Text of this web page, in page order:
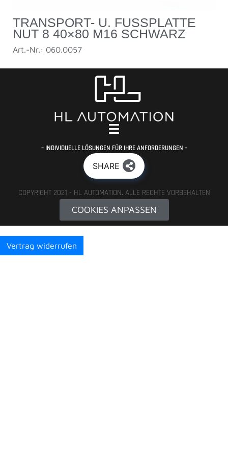
TRANSPORT- U. FUSSPLATTE N
UT 8 40×80 M16 SCHWARZ
Art.-Nr.: 060.0057
– INDIVIDUELLE LÖSUNGEN FÜR IHRE ANFORDERUNGEN –
SHARE
COPYRIGHT 2021 - HL AUTOMATION. ALLE RECHTE VORBEHALTEN
COOKIES ANPASSEN
Vertrag widerrufen